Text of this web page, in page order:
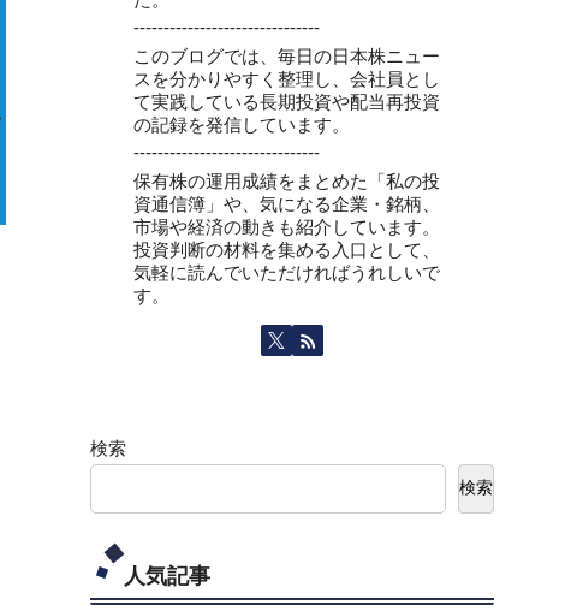
-------------------------------
このブログでは、毎日の日本株ニュー
スを分かりやすく整理し、会社員とし
て実践している長期投資や配当再投資
の記録を発信しています。
-------------------------------
保有株の運用成績をまとめた「私の投
資通信簿」や、気になる企業・銘柄、
市場や経済の動きも紹介しています。
投資判断の材料を集める入口として、
気軽に読んでいただければうれしいで
す。
検索
検索
人気記事